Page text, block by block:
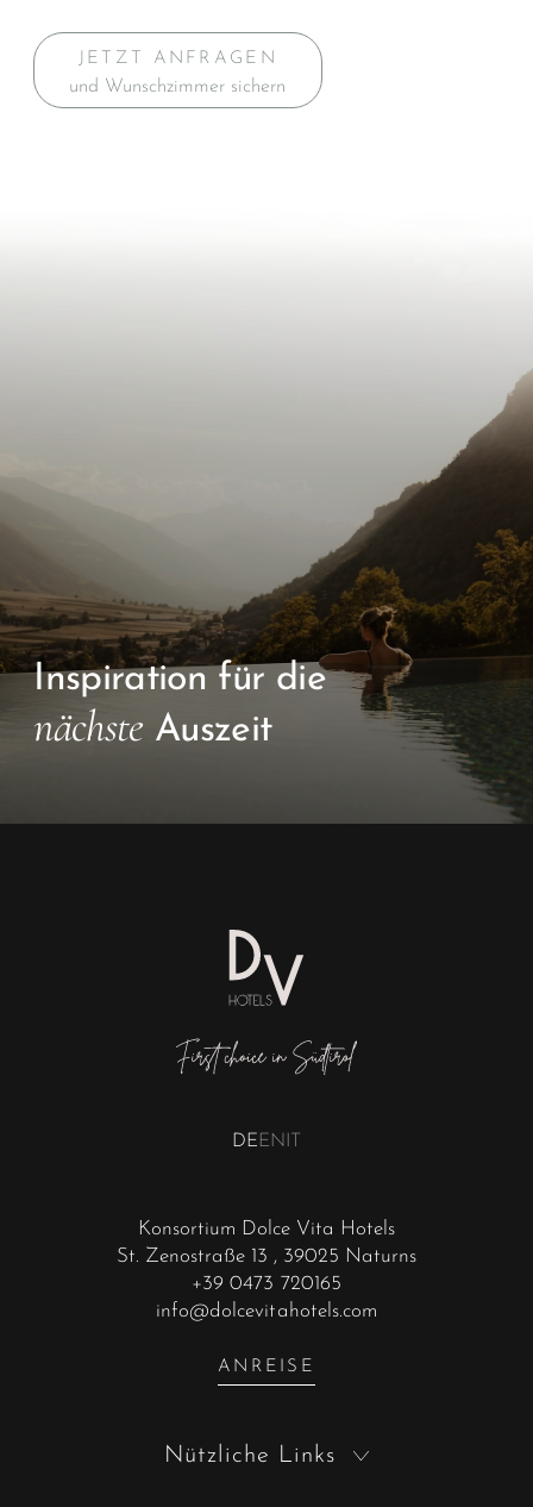
JETZT ANFRAGEN
und Wunschzimmer sichern
Inspiration für die
nächste Auszeit
Konsortium Dolce Vita Hotels
St. Zenostraße 13 , 39025 Naturns
+39 0473 720165
info@dolcevitahotels.com
ANREISE
DEEN
Nützliche Links